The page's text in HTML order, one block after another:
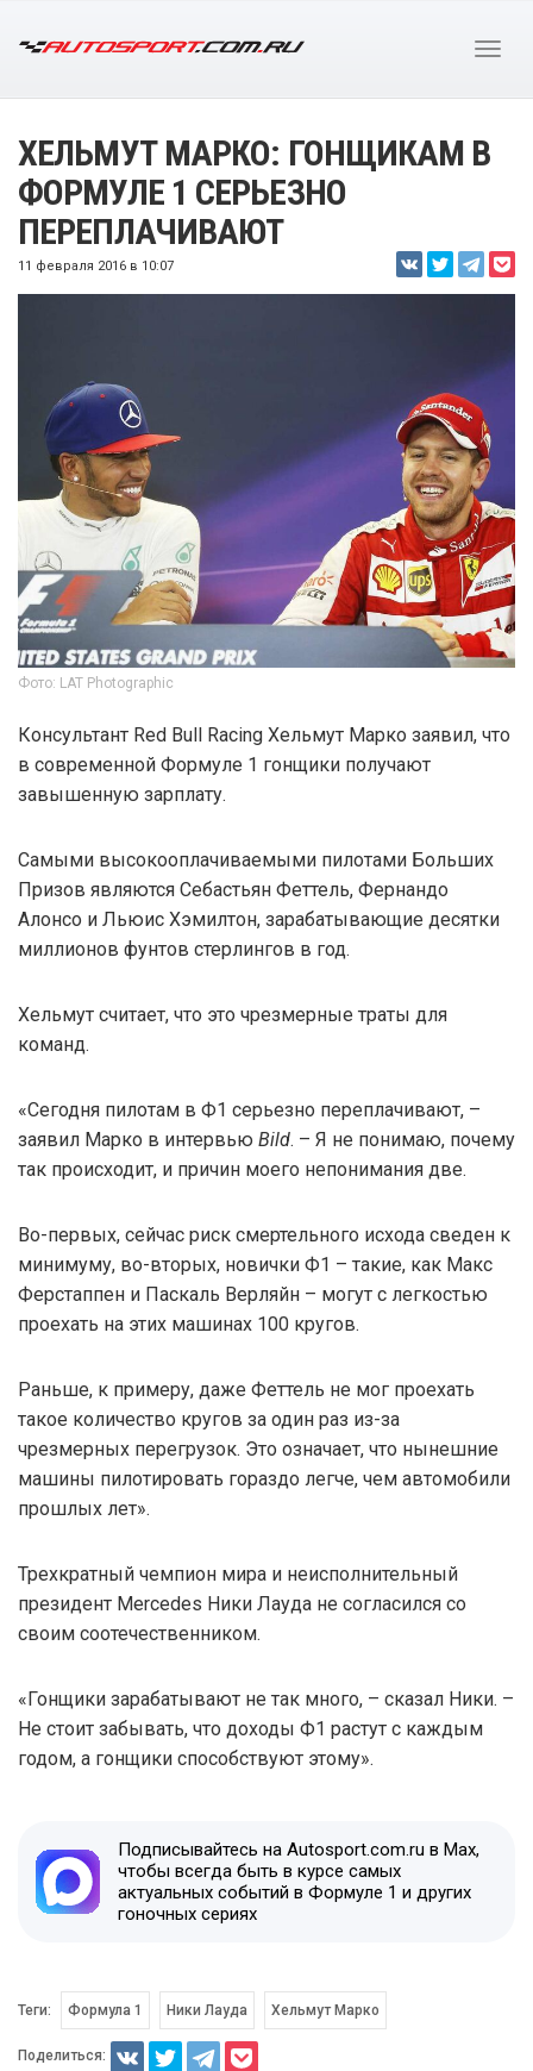
ХЕЛЬМУТ МАРКО: ГОНЩИКАМ В
ФОРМУЛЕ 1 СЕРЬЕЗНО
ПЕРЕПЛАЧИВАЮТ
11 февраля 2016 в 10:07
Фото: LAT Photographic
Консультант Red Bull Racing Хельмут Марко заявил, что
в современной Формуле 1 гонщики получают
завышенную зарплату.
Самыми высокооплачиваемыми пилотами Больших
Призов являются Себастьян Феттель, Фернандо
Алонсо и Льюис Хэмилтон, зарабатывающие десятки
миллионов фунтов стерлингов в год.
Хельмут считает, что это чрезмерные траты для
команд.
«Сегодня пилотам в Ф1 серьезно переплачивают, –
заявил Марко в интервью Bild. – Я не понимаю, почему
так происходит, и причин моего непонимания две.
Во-первых, сейчас риск смертельного исхода сведен к
минимуму, во-вторых, новички Ф1 – такие, как Макс
Ферстаппен и Паскаль Верляйн – могут с легкостью
проехать на этих машинах 100 кругов.
Раньше, к примеру, даже Феттель не мог проехать
такое количество кругов за один раз из-за
чрезмерных перегрузок. Это означает, что нынешние
машины пилотировать гораздо легче, чем автомобили
прошлых лет».
Трехкратный чемпион мира и неисполнительный
президент Mercedes Ники Лауда не согласился со
своим соотечественником.
«Гонщики зарабатывают не так много, – сказал Ники. –
Не стоит забывать, что доходы Ф1 растут с каждым
годом, а гонщики способствуют этому».
Подписывайтесь на Autosport.com.ru в Max,
чтобы всегда быть в курсе самых
актуальных событий в Формуле 1 и других
гоночных сериях
Теги: Формула 1 Ники Лауда Хельмут Марко
Поделиться: